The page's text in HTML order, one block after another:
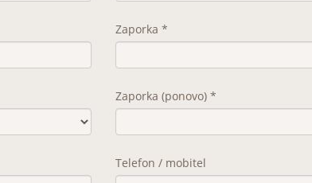
Zaporka *
Zaporka (ponovo) *
Telefon / mobitel